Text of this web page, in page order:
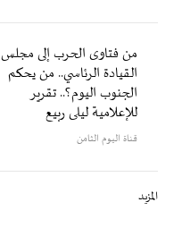
من فتاوى الحرب إلى مجلس
القيادة الرئاسي.. من يحكم
الجنوب اليوم؟.. تقرير
للإعلامية ليلى ربيع
قناة اليوم الثامن
المزيد